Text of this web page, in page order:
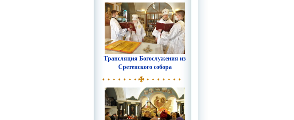
Трансляция Богослужения из
Сретенского собора